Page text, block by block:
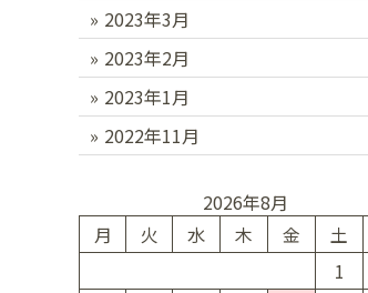
2023年3月
2023年2月
2023年1月
2022年11月
2026年8月
月
火 水 木 金 土
1